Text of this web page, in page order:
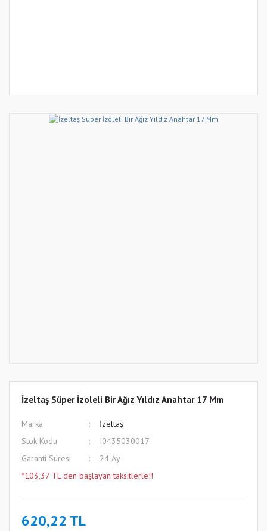
İzeltaş Süper İzoleli Bir Ağız Yıldız Anahtar 17 Mm
Marka
İzeltaş
Stok Kodu
I0435030017
Garanti Süresi
24 Ay
*103,37 TL den başlayan taksitlerle!!
620,22 TL